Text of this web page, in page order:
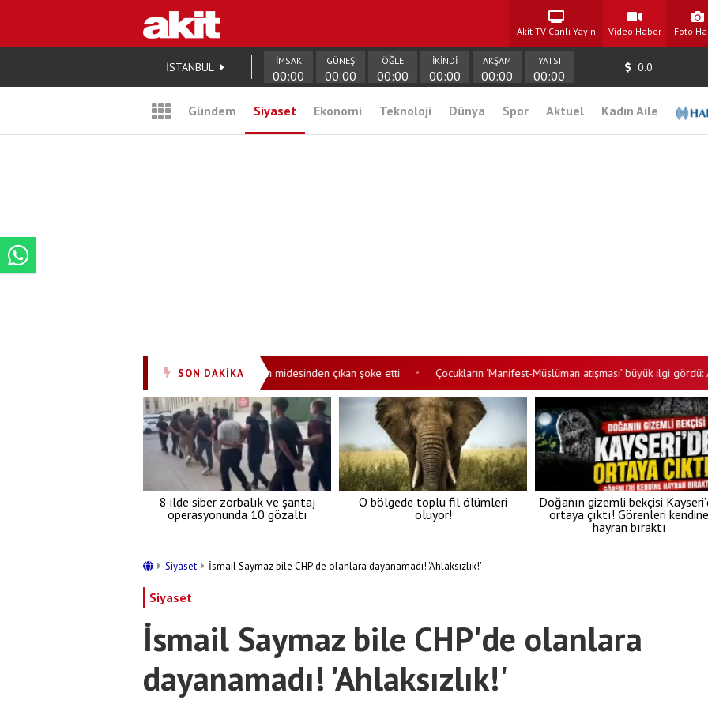
Akit TV Canlı Yayın Video Haber Foto
İSTANBUL İMSAK
00:00
GÜNEŞ
00:00
ÖĞLE
00:00
İKİNDİ
00:00
AKŞAM
00:00
YATSI
00:00
0.0
Gündem Siyaset Ekonomi Teknoloji Dünya Spor Aktuel Kadın Aile
SON DAKİKA
Bu nasıl olabilir? 15 yaşındaki çocuğun midesinden çıkan şoke etti • Çocukların ‘Manifest-Müslüman atışması’ büyük ilgi gördü:
8 ilde siber zorbalık ve şantaj
operasyonunda 10 gözaltı
O bölgede toplu fil ölümleri
oluyor!
Doğanın gizemli bekçisi
ortaya çıktı! Görenleri kendine
hayran bıraktı
Siyaset İsmail Saymaz bile CHP'de olanlara dayanamadı! 'Ahlaksızlık!'
Siyaset
İsmail Saymaz bile CHP'de olanlara
dayanamadı! 'Ahlaksızlık!'